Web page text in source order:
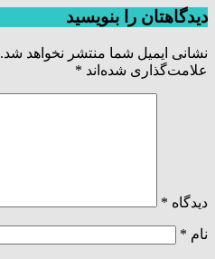
دیدگاهتان را بنویسید
نشانی ایمیل شما منتشر نخواهد شد.
علامت‌گذاری شده‌اند *
دیدگاه *
نام *